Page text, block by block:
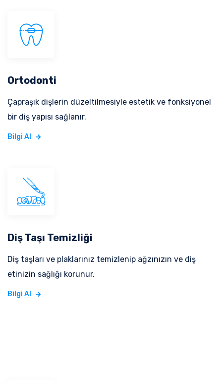
Ortodonti
Çapraşık dişlerin düzeltilmesiyle estetik ve fonksiyonel
bir diş yapısı sağlanır.
Bilgi Al
Diş Taşı Temizliği
Diş taşları ve plaklarınız temizlenip ağzınızın ve diş
etinizin sağlığı korunur.
Bilgi Al